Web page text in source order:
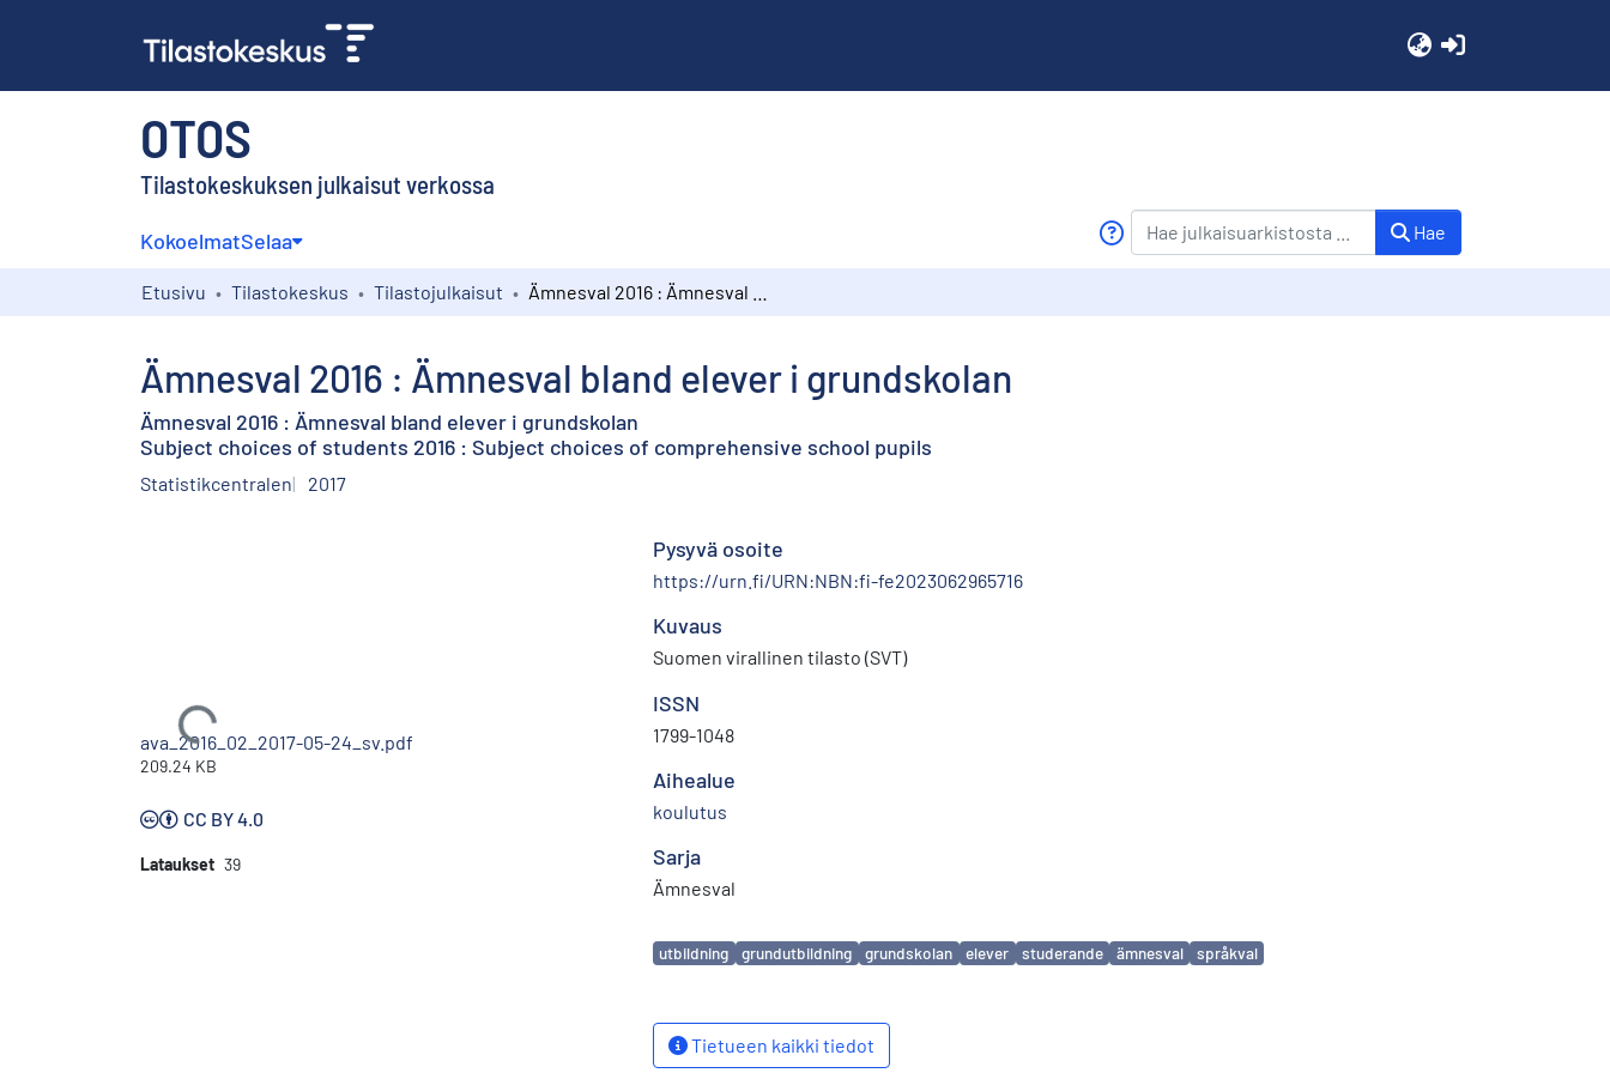
OTOS
Tilastokeskuksen julkaisut verkossa
KokoelmatSelaa Hae
Etusivu Tilastokeskus Tilastojulkaisut
Ämnesval 2016 : Ämnesval bland elever i grundskolan
Ämnesval 2016 : Ämnesval bland elever i grundskolan
Subject choices of students 2016 : Subject choices of comprehensive school pupils
Statistikcentralen 2017
Ladataan...
ava_2016_02_2017-05-24_sv.pdf
209.24 KB
CC BY 4.0
Lataukset 39
Pysyvä osoite
https://urn.fi/URN:NBN:fi-fe2023062965716
Kuvaus
Suomen virallinen tilasto (SVT)
ISSN
1799-1048
Aihealue
koulutus
Sarja
Ämnesval
Avainsanat
utbildning grundutbildning grundskolan elever studerande ämnesval språkval
Tietueen kaikki tiedot